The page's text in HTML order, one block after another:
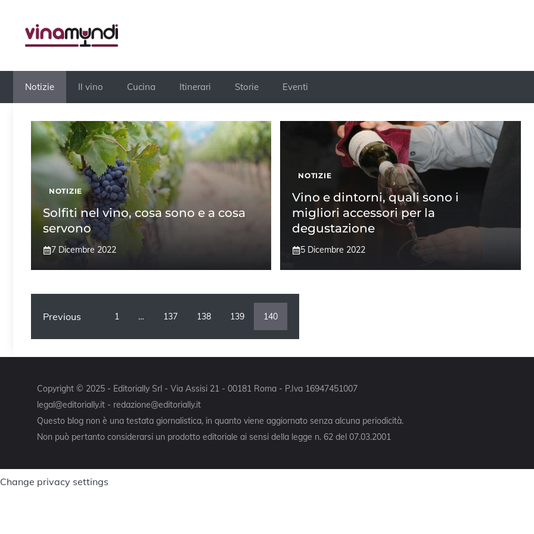
contenuto
Notizie Il vino Cucina Itinerari Storie Eventi
NOTIZIE
Solfiti nel vino, cosa sono e a cosa
servono
7 Dicembre 2022
NOTIZIE
Vino e dintorni, quali sono i
migliori accessori per la
degustazione
5 Dicembre 2022
Previous 1 … 137 138 139 140
Copyright © 2025 - Editorially Srl - Via Assisi 21 - 00181 Roma - P.Iva 16947451007
legal@editorially.it - redazione@editorially.it
Questo blog non è una testata giornalistica, in quanto viene aggiornato senza alcuna periodicità.
Non può pertanto considerarsi un prodotto editoriale ai sensi della legge n. 62 del 07.03.2001
Change privacy settings